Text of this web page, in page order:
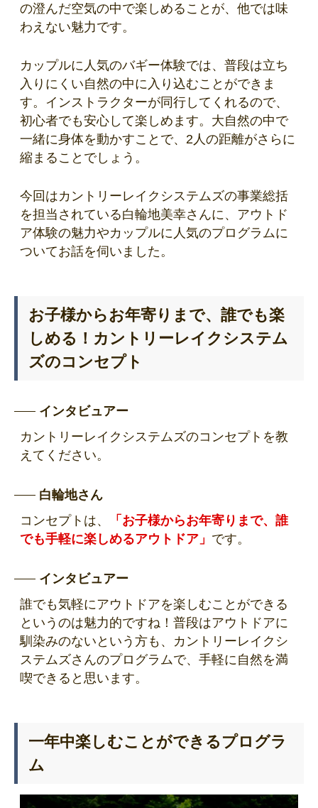
の澄んだ空気の中で楽しめることが、他では味
わえない魅力です。
カップルに人気のバギー体験では、普段は立ち
入りにくい自然の中に入り込むことができま
す。インストラクターが同行してくれるので、
初心者でも安心して楽しめます。大自然の中で
一緒に身体を動かすことで、2人の距離がさらに
縮まることでしょう。
今回はカントリーレイクシステムズの事業総括
を担当されている白輪地美幸さんに、アウトド
ア体験の魅力やカップルに人気のプログラムに
ついてお話を伺いました。
お子様からお年寄りまで、誰でも楽
しめる！カントリーレイクシステム
ズのコンセプト
インタビュアー
カントリーレイクシステムズのコンセプトを教
えてください。
白輪地さん
コンセプトは、
「お子様からお年寄りまで、誰
でも手軽に楽しめるアウトドア」 です。
インタビュアー
誰でも気軽にアウトドアを楽しむことができる
というのは魅力的ですね！普段はアウトドアに
馴染みのないという方も、カントリーレイクシ
ステムズさんのプログラムで、手軽に自然を満
喫できると思います。
一年中楽しむことができるプログラ
ム